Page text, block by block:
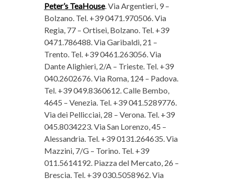
Peter’s TeaHouse. Via Argentieri, 9 –
Bolzano. Tel. +39 0471.970506. Via
Regia, 77 – Ortisei, Bolzano. Tel. +39
0471.786488. Via Garibaldi, 21 –
Trento. Tel. +39 0461.263056. Via
Dante Alighieri, 2/A – Trieste. Tel. +39
040.2602676. Via Roma, 124 – Padova.
Tel. +39 049.8360612. Calle Bembo,
4645 – Venezia. Tel. +39 041.5289776.
Via dei Pellicciai, 28 – Verona. Tel. +39
045.8034223. Via San Lorenzo, 45 –
Alessandria. Tel. +39 0131.264635. Via
Mazzini, 7/G – Torino. Tel. +39
011.5614192. Piazza del Mercato, 26 –
Brescia. Tel. +39 030.5058962. Via